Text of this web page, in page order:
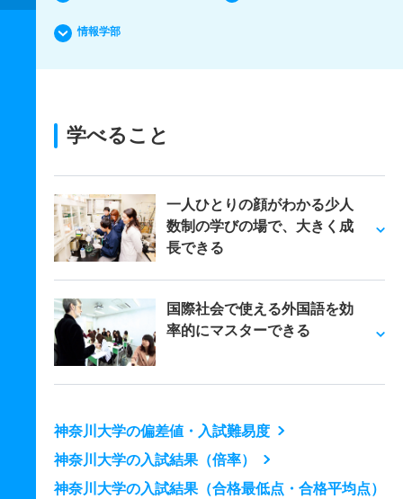
情報学部
学べること
一人ひとりの顔がわかる少人
数制の学びの場で、大きく成
長できる
国際社会で使える外国語を効
率的にマスターできる
神奈川大学の偏差値・入試難易度
神奈川大学の入試結果（倍率）
神奈川大学の入試結果（合格最低点・合格平均点）